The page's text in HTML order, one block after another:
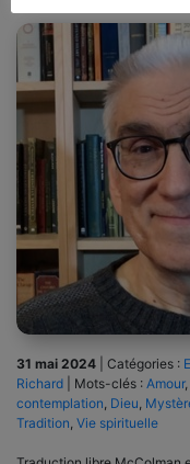
31 mai 2024 Catégories :
Richard
Mots-clés : Amour,
contemplation, Dieu,
Tradition, Vie spirituelle